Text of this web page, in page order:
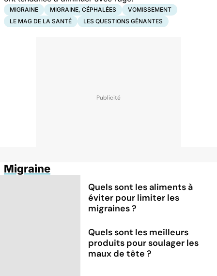
MIGRAINE MIGRAINE, CÉPHALÉES
VOMISSEMENT
LE MAG DE LA SANTÉ
LES QUESTIONS GÊNANTES
Migraine
Quels sont les aliments à
éviter pour limiter les
migraines ?
Quels sont les meilleurs
produits pour soulager les
maux de tête ?